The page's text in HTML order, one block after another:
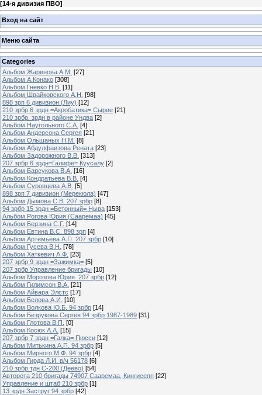
[14-я дивизия ПВО]
Вход на сайт
Меню сайта
Categories
Альбом Жаринова А.М. [27]
Альбом А.Конако [308]
Альбом Гневко Н.В. [11]
Альбом Швайковского А.Н. [98]
898 зрп 6 дивизион (Лиу) [12]
210 зрбр 6 зрдн =Акробатика= Сырве [21]
210 зрбр. зрдн в районе Ундва [2]
Альбом Наугольного С.А. [4]
Альбом Андерсона Сергея [21]
Альбом Ольшаных Н.М. [8]
Альбом Абдулфаизова Рената [23]
Альбом Задорожного В.В. [313]
207 зрбр 6 зрдн=Галифе= Куусалу [2]
Альбом Барсукова В.А. [16]
Альбом Кондратьева В.В. [4]
Альбом Суровцева А.В. [5]
898 зрп 7 дивизион (Мерекюла) [47]
Альбом Дымова С.В. 207 зрбр [8]
94 зрбр 15 зрдн =Бетонный= Ныва [153]
Альбом Рогова Юрия (Сааремаа) [45]
Альбом Берзина С.Г. [14]
Альбом Евтина В.С. 898 зрп [4]
Альбом Артемьева А.П. 207 зрбр [10]
Альбом Гусева В.Н. [78]
Альбом Хаткевич А.Ф. [23]
207 зрбр 9 зрдн =Зажимка= [5]
207 зрбр Управление бригады [10]
Альбом Морозова Юрия. 207 зрбр [12]
Альбом Гилимсон В.А. [21]
Альбом Айвара Элстс [17]
Альбом Белова А.И. [10]
Альбом Волкова Ю.Б. 94 зрбр [14]
Альбом Безрукова Сергея 94 зрбр 1987-1989 [31]
Альбом Глотова В.П. [0]
Альбом Косюк А.А. [15]
207 зрбр 7 зрдн =Галка= Пюсси [12]
Альбом Митькина А.П. 94 зрбр [5]
Альбом Мирного М.Ф. 94 зрбр [4]
Альбом Гирда Л.И. в/ч 56178 [6]
210 зрбр тдн С-200 (Деево) [54]
Авторота 210 бригады 74907 Сааремаа, Кингисепп [22]
Управление и штаб 210 зрбр [1]
13 зрдн Заструг 94 зрбр [42]